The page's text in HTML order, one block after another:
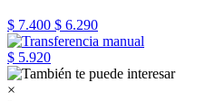
$ 7.400 $ 6.290
$ 5.920
×